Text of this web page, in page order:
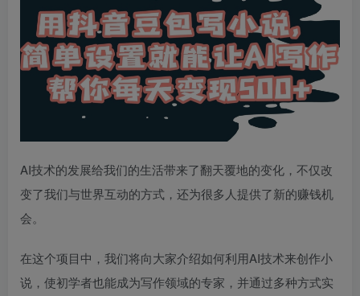
AI技术的发展给我们的生活带来了翻天覆地的变化，不仅改
变了我们与世界互动的方式，还为很多人提供了新的赚钱机
会。
在这个项目中，我们将向大家介绍如何利用AI技术来创作小
说，使初学者也能成为写作领域的专家，并通过多种方式实